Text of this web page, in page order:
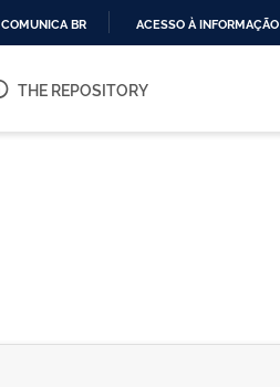
O
COMUNICA BR ACESSO À INFORMAÇÃO
THE REPOSITORY